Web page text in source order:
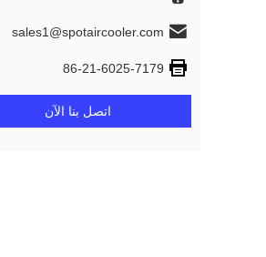
sales1@spotaircooler.com
86-21-6025-7179
اتصل بنا الآن